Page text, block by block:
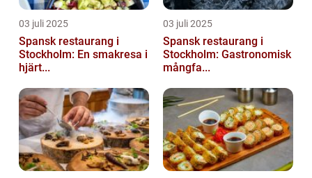
03 juli 2025
Spansk restaurang i
Stockholm: En smakresa i
hjärt...
03 juli 2025
Spansk restaurang i
Stockholm: Gastronomisk
mångfa...